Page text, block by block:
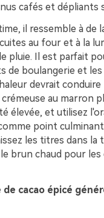
cafés et dépliants
il ressemble à de
au four et à la
pluie. Il est parfait
de boulangerie et
devrait conduire
au marron
élevée, et utilisez
point
les titres dans la
brun chaud pour les
de cacao épicé